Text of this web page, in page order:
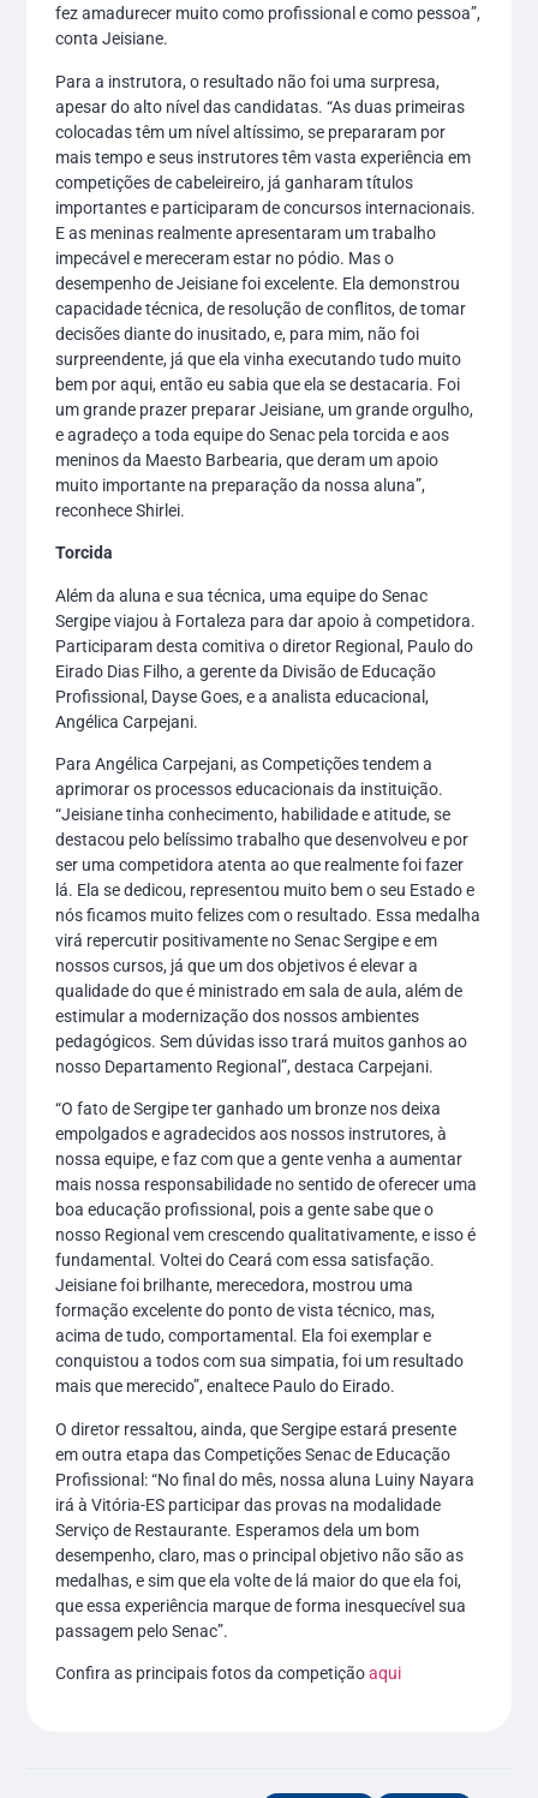
fez amadurecer muito como profissional e como pessoa”,
conta Jeisiane.
Para a instrutora, o resultado não foi uma surpresa,
apesar do alto nível das candidatas. “As duas primeiras
colocadas têm um nível altíssimo, se prepararam por
mais tempo e seus instrutores têm vasta experiência em
competições de cabeleireiro, já ganharam títulos
importantes e participaram de concursos internacionais.
E as meninas realmente apresentaram um trabalho
impecável e mereceram estar no pódio. Mas o
desempenho de Jeisiane foi excelente. Ela demonstrou
capacidade técnica, de resolução de conflitos, de tomar
decisões diante do inusitado, e, para mim, não foi
surpreendente, já que ela vinha executando tudo muito
bem por aqui, então eu sabia que ela se destacaria. Foi
um grande prazer preparar Jeisiane, um grande orgulho,
e agradeço a toda equipe do Senac pela torcida e aos
meninos da Maesto Barbearia, que deram um apoio
muito importante na preparação da nossa aluna”,
reconhece Shirlei.
Torcida
Além da aluna e sua técnica, uma equipe do Senac
Sergipe viajou à Fortaleza para dar apoio à competidora.
Participaram desta comitiva o diretor Regional, Paulo do
Eirado Dias Filho, a gerente da Divisão de Educação
Profissional, Dayse Goes, e a analista educacional,
Angélica Carpejani.
Para Angélica Carpejani, as Competições tendem a
aprimorar os processos educacionais da instituição.
“Jeisiane tinha conhecimento, habilidade e atitude, se
destacou pelo belíssimo trabalho que desenvolveu e por
ser uma competidora atenta ao que realmente foi fazer
lá. Ela se dedicou, representou muito bem o seu Estado e
nós ficamos muito felizes com o resultado. Essa medalha
virá repercutir positivamente no Senac Sergipe e em
nossos cursos, já que um dos objetivos é elevar a
qualidade do que é ministrado em sala de aula, além de
estimular a modernização dos nossos ambientes
pedagógicos. Sem dúvidas isso trará muitos ganhos ao
nosso Departamento Regional”, destaca Carpejani.
“O fato de Sergipe ter ganhado um bronze nos deixa
empolgados e agradecidos aos nossos instrutores, à
nossa equipe, e faz com que a gente venha a aumentar
mais nossa responsabilidade no sentido de oferecer uma
boa educação profissional, pois a gente sabe que o
nosso Regional vem crescendo qualitativamente, e isso é
fundamental. Voltei do Ceará com essa satisfação.
Jeisiane foi brilhante, merecedora, mostrou uma
formação excelente do ponto de vista técnico, mas,
acima de tudo, comportamental. Ela foi exemplar e
conquistou a todos com sua simpatia, foi um resultado
mais que merecido”, enaltece Paulo do Eirado.
O diretor ressaltou, ainda, que Sergipe estará presente
em outra etapa das Competições Senac de Educação
Profissional: “No final do mês, nossa aluna Luiny Nayara
irá à Vitória-ES participar das provas na modalidade
Serviço de Restaurante. Esperamos dela um bom
desempenho, claro, mas o principal objetivo não são as
medalhas, e sim que ela volte de lá maior do que ela foi,
que essa experiência marque de forma inesquecível sua
passagem pelo Senac”.
Confira as principais fotos da competiçãoaqui